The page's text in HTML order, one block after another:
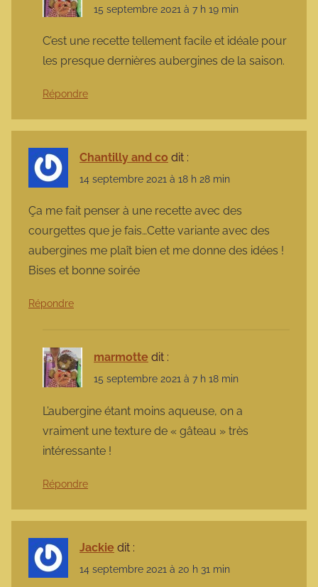
15 septembre 2021 à 7 h 19 min
C’est une recette tellement facile et idéale pour
les presque dernières aubergines de la saison.
Répondre
Chantilly and co dit :
14 septembre 2021 à 18 h 28 min
Ça me fait penser à une recette avec des
courgettes que je fais…Cette variante avec des
aubergines me plaît bien et me donne des idées !
Bises et bonne soirée
Répondre
marmotte dit :
15 septembre 2021 à 7 h 18 min
L’aubergine étant moins aqueuse, on a
vraiment une texture de « gâteau » très
intéressante !
Répondre
Jackie dit :
14 septembre 2021 à 20 h 31 min